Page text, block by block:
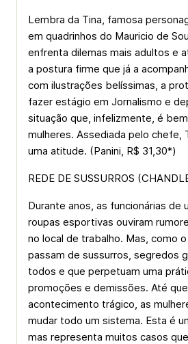
Lembra da Tina, famosa
em quadrinhos do Mauricio de
enfrenta dilemas mais adultos e
a postura firme que já a
com ilustrações belíssimas, a
fazer estágio em Jornalismo e
situação que, infelizmente, é
mulheres. Assediada pelo chefe,
uma atitude. (Panini, R$ 31,30*)
REDE DE SUSSURROS
Durante anos, as funcionárias de
roupas esportivas ouviram
no local de trabalho. Mas, como
passam de sussurros, segredos
todos e que perpetuam uma
promoções e demissões. Até
acontecimento trágico, as
mudar todo um sistema. Esta é
mas representa muitos casos